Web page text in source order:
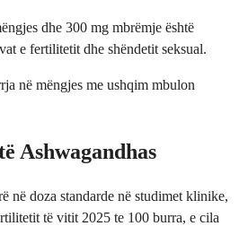
dhe 300 mg mbrëmje është
e fertilitetit dhe shëndetit seksual.
në mëngjes me ushqim mbulon
Ashwagandhas
në doza standarde në studimet klinike,
të vitit 2025 te 100 burra, e cila